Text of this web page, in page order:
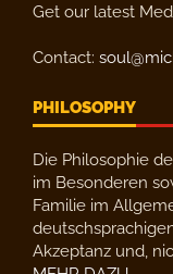
Get our latest
Contact:
PHILOSOPHY
Die Philosophie
im Besonderen
Familie im
Akzeptanz und,